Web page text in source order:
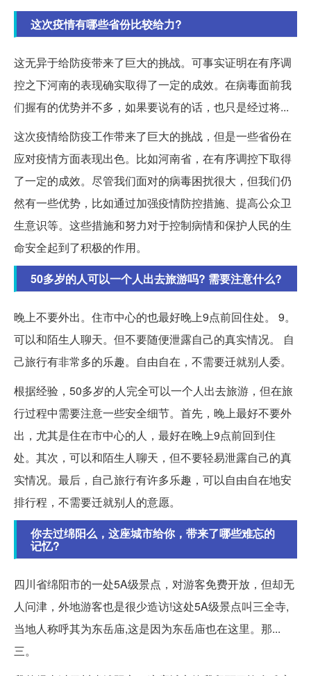
这次疫情有哪些省份比较给力?
这无异于给防疫带来了巨大的挑战。可事实证明在有序调
控之下河南的表现确实取得了一定的成效。在病毒面前我
们握有的优势并不多，如果要说有的话，也只是经过将...
这次疫情给防疫工作带来了巨大的挑战，但是一些省份在
应对疫情方面表现出色。比如河南省，在有序调控下取得
了一定的成效。尽管我们面对的病毒困扰很大，但我们仍
然有一些优势，比如通过加强疫情防控措施、提高公众卫
生意识等。这些措施和努力对于控制病情和保护人民的生
命安全起到了积极的作用。
50多岁的人可以一个人出去旅游吗? 需要注意什么?
晚上不要外出。住市中心的也最好晚上9点前回住处。 9。
可以和陌生人聊天。但不要随便泄露自己的真实情况。 自
己旅行有非常多的乐趣。自由自在，不需要迁就别人委。
根据经验，50多岁的人完全可以一个人出去旅游，但在旅
行过程中需要注意一些安全细节。首先，晚上最好不要外
出，尤其是住在市中心的人，最好在晚上9点前回到住
处。其次，可以和陌生人聊天，但不要轻易泄露自己的真
实情况。最后，自己旅行有许多乐趣，可以自由自在地安
排行程，不需要迁就别人的意愿。
你去过绵阳么，这座城市给你，带来了哪些难忘的
记忆?
四川省绵阳市的一处5A级景点，对游客免费开放，但却无
人问津，外地游客也是很少造访!这处5A级景点叫三全寺,
当地人称呼其为东岳庙,这是因为东岳庙也在这里。那...
三。